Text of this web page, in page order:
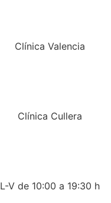
Clínica Valencia
Clínica Cullera
L-V de 10:00 a 19:30 h